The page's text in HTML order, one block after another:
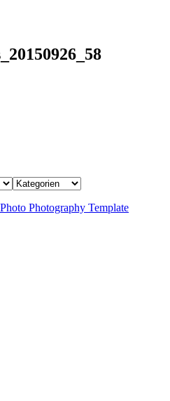
Photography Template